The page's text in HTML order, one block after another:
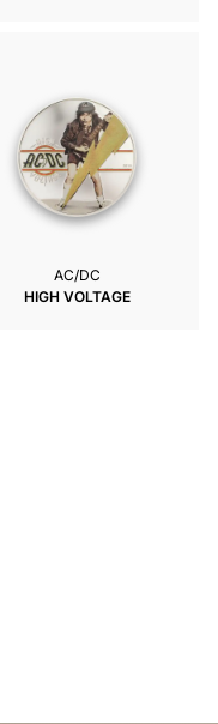
AC/DC
HIGH VOLTAGE